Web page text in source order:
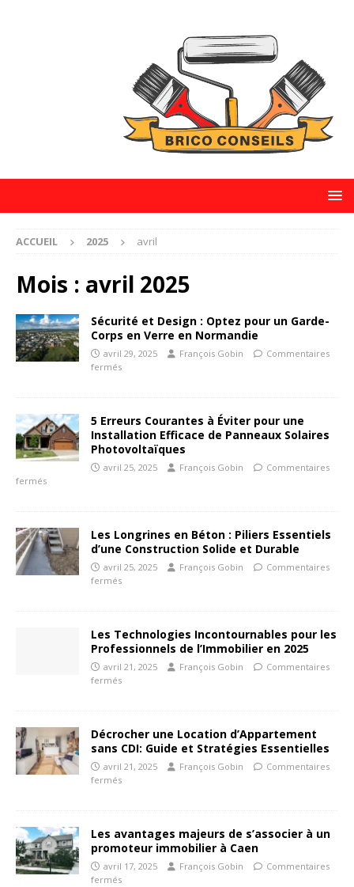
ACCUEIL 2025 avril
Mois : avril 2025
Sécurité et Design : Optez pour un Garde-
Corps en Verre en Normandie
avril 29, 2025 François Gobin
Commentaires
fermés
5 Erreurs Courantes à Éviter pour une
Installation Efficace de Panneaux Solaires
Photovoltaïques
avril 25, 2025 François Gobin
Commentaires
fermés
Les Longrines en Béton : Piliers Essentiels
d’une Construction Solide et Durable
avril 25, 2025 François Gobin
Commentaires
fermés
Les Technologies Incontournables pour les
Professionnels de l’Immobilier en 2025
avril 21, 2025 François Gobin
Commentaires
fermés
Décrocher une Location d’Appartement
sans CDI: Guide et Stratégies Essentielles
avril 21, 2025 François Gobin
Commentaires
fermés
Les avantages majeurs de s’associer à un
promoteur immobilier à Caen
avril 17, 2025 François Gobin
Commentaires
fermés